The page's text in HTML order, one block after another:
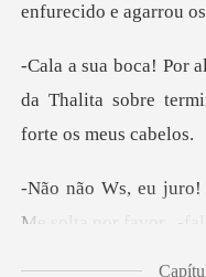
Histórico
enfurecido e agarr
da Thalita sobre
Me solt